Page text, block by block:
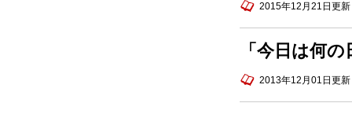
2015年12月21日更新
「今日は何
2013年12月01日更新